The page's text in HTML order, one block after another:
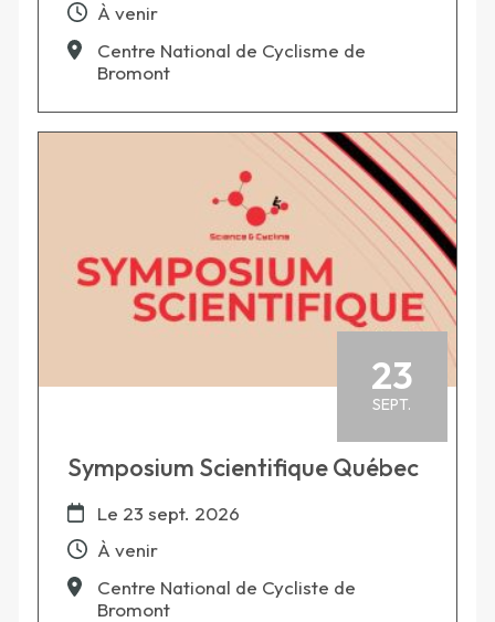
À venir
Centre National de Cyclisme de
Bromont
23
SEPT.
Symposium Scientifique Québec
Le 23 sept. 2026
À venir
Centre National de Cycliste de
Bromont